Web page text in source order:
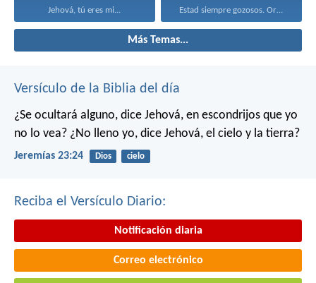
Jehová, tú eres mi... Estad siempre gozosos. Orad...
Más Temas...
Versículo de la Biblia del día
¿Se ocultará alguno, dice Jehová, en escondrijos que yo
no lo vea? ¿No lleno yo, dice Jehová, el cielo y la tierra?
Jeremías 23:24 Dios cielo
Reciba el Versículo Diario:
Notificación diaria
Correo electrónico